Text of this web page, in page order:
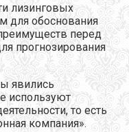
лизинговых
для обоснования
перед
прогнозирования
явились
используют
то есть
компания».